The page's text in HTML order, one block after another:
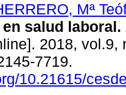
Mª
salud laboral.
2018, vol.9,
7719.
10.21615/